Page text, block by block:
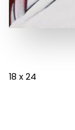
18 x 24